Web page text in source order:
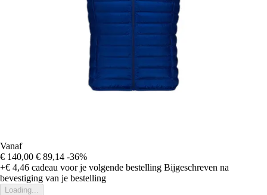
Vanaf
€ 140,00 € 89,14 -36%
+€ 4,46 cadeau voor je volgende bestelling Bijgeschreven na
bevestiging van je bestelling
Loading...